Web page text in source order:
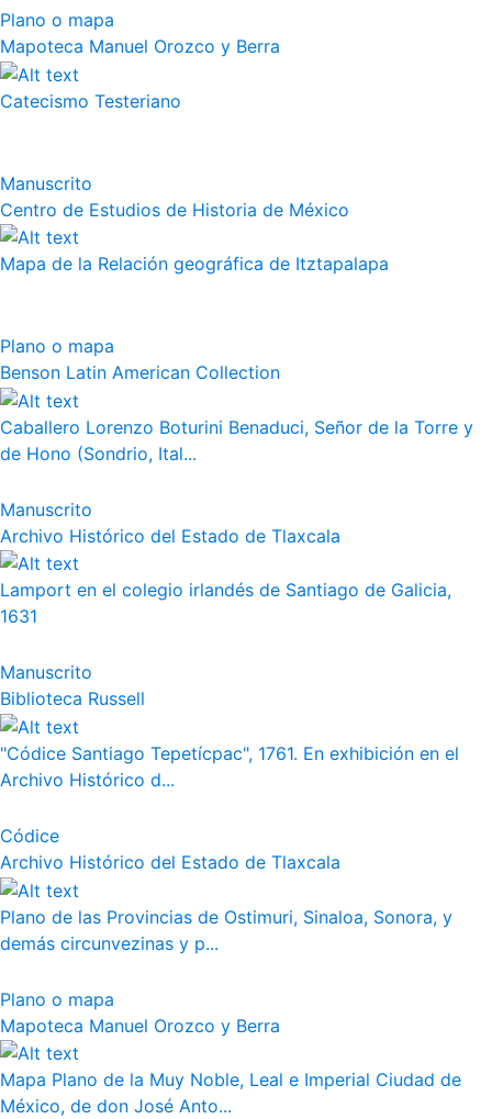
Plano o mapa
Mapoteca Manuel Orozco y Berra
Catecismo Testeriano
Manuscrito
Centro de Estudios de Historia de México
Mapa de la Relación geográfica de Itztapalapa
Plano o mapa
Benson Latin American Collection
Caballero Lorenzo Boturini Benaduci, Señor de la Torre y
de Hono (Sondrio, Ital...
Manuscrito
Archivo Histórico del Estado de Tlaxcala
Lamport en el colegio irlandés de Santiago de Galicia,
1631
Manuscrito
Biblioteca Russell
"Códice Santiago Tepetícpac", 1761. En exhibición en el
Archivo Histórico d...
Códice
Archivo Histórico del Estado de Tlaxcala
Plano de las Provincias de Ostimuri, Sinaloa, Sonora, y
demás circunvezinas y p...
Plano o mapa
Mapoteca Manuel Orozco y Berra
Mapa Plano de la Muy Noble, Leal e Imperial Ciudad de
México, de don José Anto...